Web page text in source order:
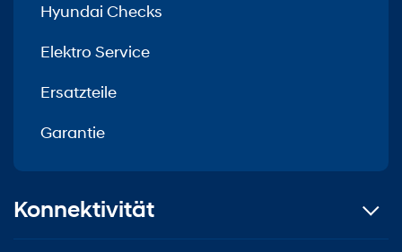
Hyundai Checks
Elektro Service
Ersatzteile
Garantie
Konnektivität